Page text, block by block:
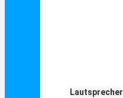
Lautsprecher